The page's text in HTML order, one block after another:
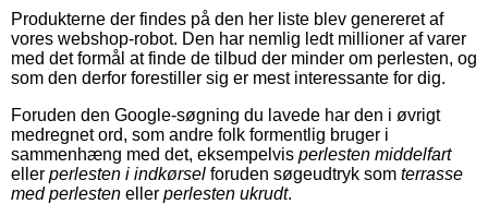
Produkterne der findes på den her liste blev genereret af
vores webshop-robot. Den har nemlig ledt millioner af varer
med det formål at finde de tilbud der minder om perlesten, og
som den derfor forestiller sig er mest interessante for dig.
Foruden den Google-søgning du lavede har den i øvrigt
medregnet ord, som andre folk formentlig bruger i
sammenhæng med det, eksempelvis perlesten middelfart
eller perlesten i indkørsel foruden søgeudtryk som terrasse
med perlesten eller perlesten ukrudt.